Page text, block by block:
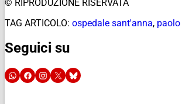
© RIPRODUZIONE RISERVATA
TAG ARTICOLO: ospedale sant'anna,
Seguici su